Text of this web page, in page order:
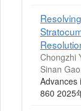
Chongzhi
Sinan
Advances
860 2025